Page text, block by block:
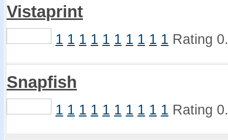
Vistaprint
1 1 1 1 1 1 1 1 1 1 Rating
Snapfish
1 1 1 1 1 1 1 1 1 1 Rating